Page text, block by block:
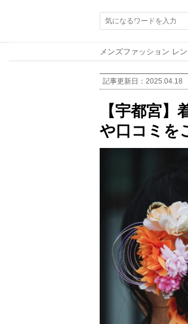
メンズファッション レ
記事更新日： 2025.04.18
【宇都宮
や口コミを